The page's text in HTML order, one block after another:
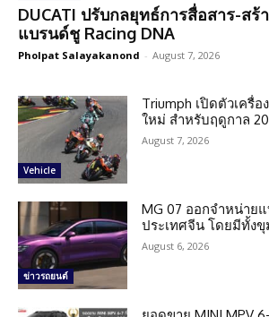
DUCATI ปรับกลยุทธ์การสื่อสาร-สร้
แบรนด์ชู Racing DNA
Pholpat Salayakanond - August 7, 2026
Vehicle
Triumph เปิดตัวเครื่
ใหม่ สำหรับฤดูกาล
August 7, 2026
ข่าวรถยนต์
MG 07 ออกจำหน่าย
ประเทศจีน โดยมีทั้งขุ
August 6, 2026